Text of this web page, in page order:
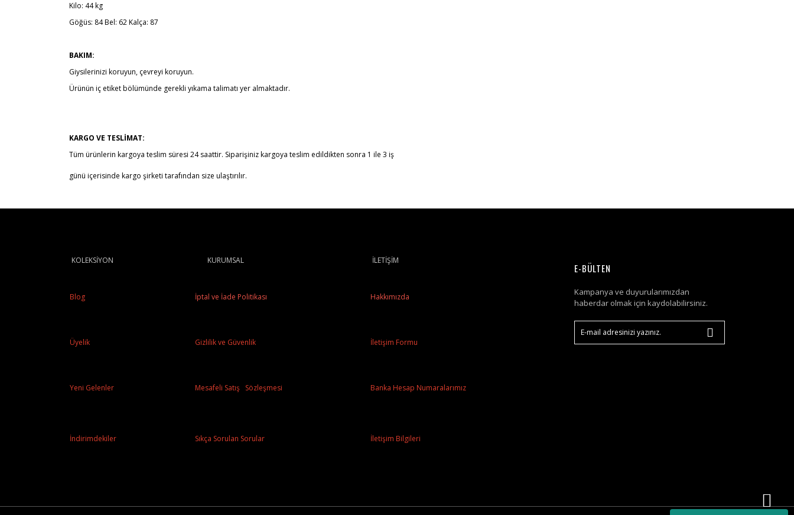
Kilo: 44 kg
Göğüs: 84 Bel: 62 Kalça: 87
BAKIM:
Giysilerinizi koruyun, çevreyi koruyun.
Ürünün iç etiket bölümünde gerekli yıkama talimatı yer almaktadır.
KARGO VE TESLİMAT:
Tüm ürünlerin kargoya teslim süresi 24 saattir. Siparişiniz kargoya teslim edildikten sonra 1 ile 3 iş
günü içerisinde kargo şirketi tarafından size ulaştırılır.
KOLEKSİYON KURUMSAL İLETİŞİM
Blog İptal ve İade Politikası Hakkımızda
Üyelik Gizlilik ve Güvenlik İletişim Formu
Yeni Gelenler Mesafeli Satış Sözleşmesi Banka Hesap Numaralarımız
İndirimdekiler Sıkça Sorulan Sorular İletişim Bilgileri
E-BÜLTEN
Kampanya ve duyurularımızdan
haberdar olmak için kaydolabilirsiniz.